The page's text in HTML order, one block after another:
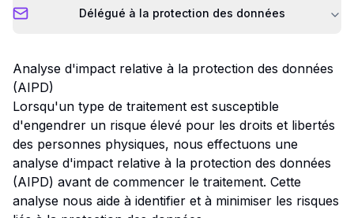
Délégué à la protection des données
Analyse d'impact relative à la protection des données
(AIPD)
Lorsqu'un type de traitement est susceptible
d'engendrer un risque élevé pour les droits et libertés
des personnes physiques, nous effectuons une
analyse d'impact relative à la protection des données
(AIPD) avant de commencer le traitement. Cette
analyse nous aide à identifier et à minimiser les risques